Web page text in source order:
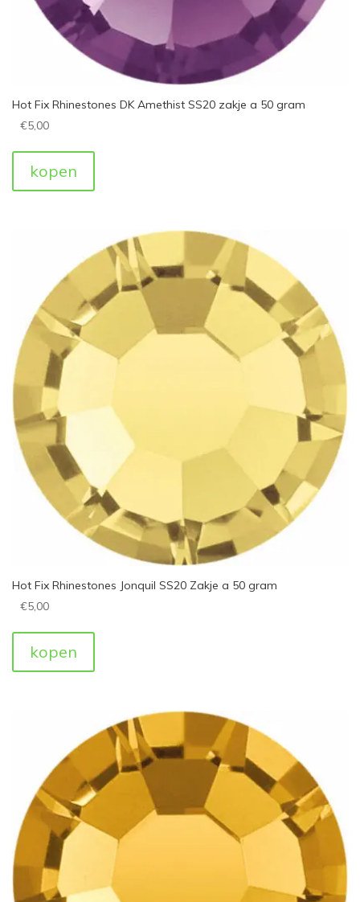
Hot Fix Rhinestones DK Amethist SS20 zakje a 50 gram
€5,00
kopen
Hot Fix Rhinestones Jonquil SS20 Zakje a 50 gram
€5,00
kopen